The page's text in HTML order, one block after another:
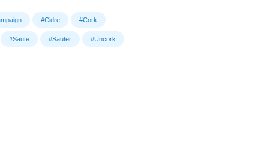
#Cidre #Cork
#Saute #Sauter #Uncork